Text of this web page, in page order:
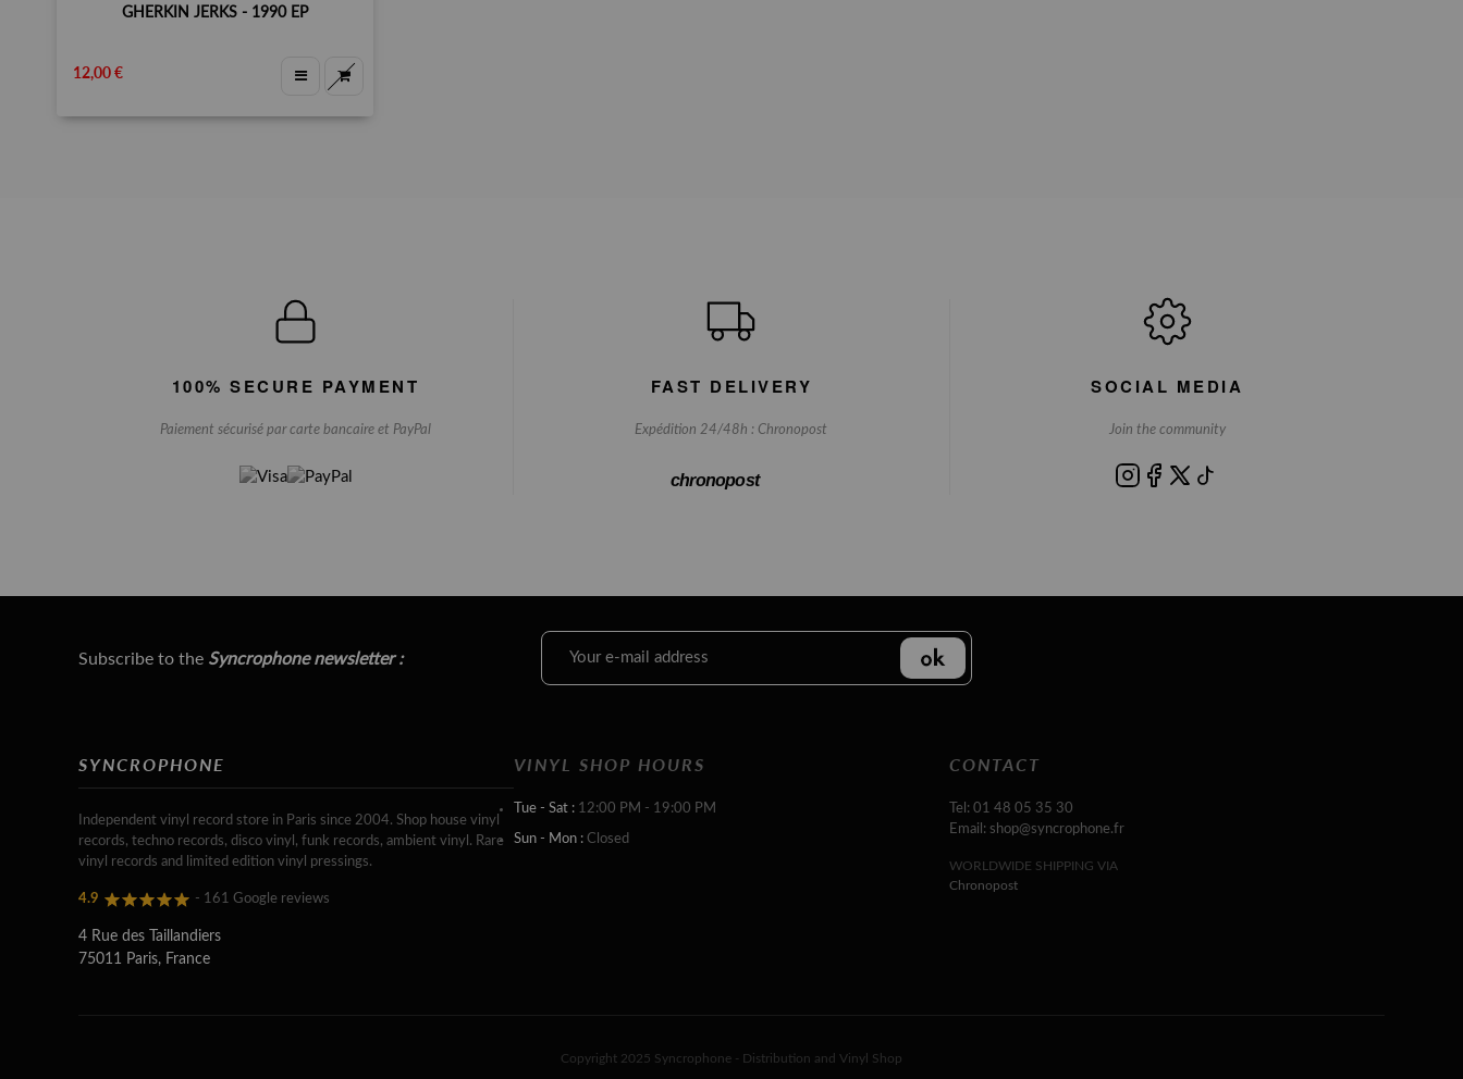
GHERKIN JERKS - 1990 EP
12,00 €
100% SECURE PAYMENT
Paiement sécurisé par carte bancaire et PayPal
FAST DELIVERY
Expédition 24/48h : Chronopost
chronopost
SOCIAL MEDIA
Join the community
Subscribe to the Syncrophone newsletter :
SYNCROPHONE
Independent vinyl record store in Paris since 2004. Shop house vinyl
records, techno records, disco vinyl, funk records, ambient vinyl. Rare
vinyl records and limited edition vinyl pressings.
4.9 - 161 Google reviews
4 Rue des Taillandiers
75011 Paris, France
VINYL SHOP HOURS
Tue - Sat : 12:00 PM - 19:00 PM
Sun - Mon : Closed
CONTACT
Tel: 01 48 05 35 30
Email: shop@syncrophone.fr
WORLDWIDE SHIPPING VIA
Chronopost
Copyright 2025 Syncrophone - Distribution and Vinyl Shop